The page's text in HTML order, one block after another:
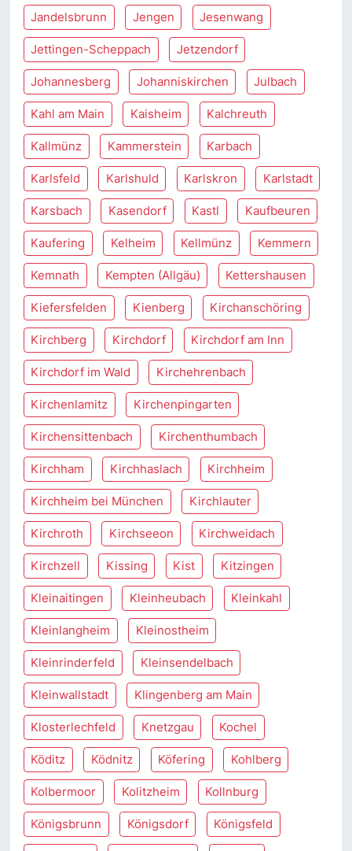
Jandelsbrunn Jengen Jesenwang
Jettingen-Scheppach Jetzendorf
Johannesberg Johanniskirchen Julbach
Kahl am Main Kaisheim Kalchreuth
Kallmünz Kammerstein Karbach
Karlsfeld Karlshuld Karlskron Karlstadt
Karsbach Kasendorf Kastl Kaufbeuren
Kaufering Kelheim Kellmünz Kemmern
Kemnath Kempten (Allgäu) Kettershausen
Kiefersfelden Kienberg Kirchanschöring
Kirchberg Kirchdorf Kirchdorf am Inn
Kirchdorf im Wald Kirchehrenbach
Kirchenlamitz Kirchenpingarten
Kirchensittenbach Kirchenthumbach
Kirchham Kirchhaslach Kirchheim
Kirchheim bei München Kirchlauter
Kirchroth Kirchseeon Kirchweidach
Kirchzell Kissing Kist Kitzingen
Kleinaitingen Kleinheubach Kleinkahl
Kleinlangheim Kleinostheim
Kleinrinderfeld Kleinsendelbach
Kleinwallstadt Klingenberg am Main
Klosterlechfeld Knetzgau Kochel
Köditz Ködnitz Köfering Kohlberg
Kolbermoor Kolitzheim Kollnburg
Königsbrunn Königsdorf Königsfeld